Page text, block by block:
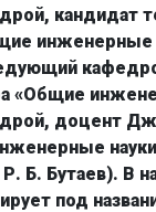
кандидат
инженерные
«Общие
доцент
Б. Бутаев). В
под